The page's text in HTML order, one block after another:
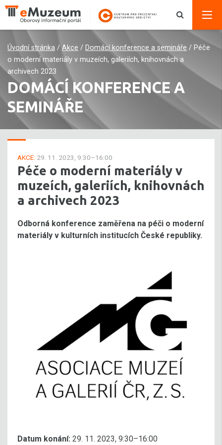
Úvodní stránka / Akce / Domácí konference a semináře / Péče
o moderní materiály v muzeích, galeriích, knihovnách a
archivech 2023
DOMÁCÍ KONFERENCE A
SEMINÁŘE
AKCE: 29. 11. 2023, 9:30–16:00
Péče o moderní materiály v
muzeích, galeriích, knihovnách
a archivech 2023
Odborná konference zaměřena na péči o moderní
materiály v kulturních institucích České republiky.
Datum konání: 29. 11. 2023, 9:30–16:00